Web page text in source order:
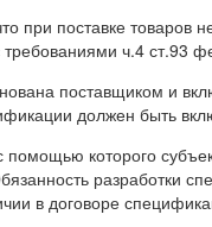
при поставке товаров
ч.4 ст.93
поставщиком и
должен быть
которого
разработки
в договоре